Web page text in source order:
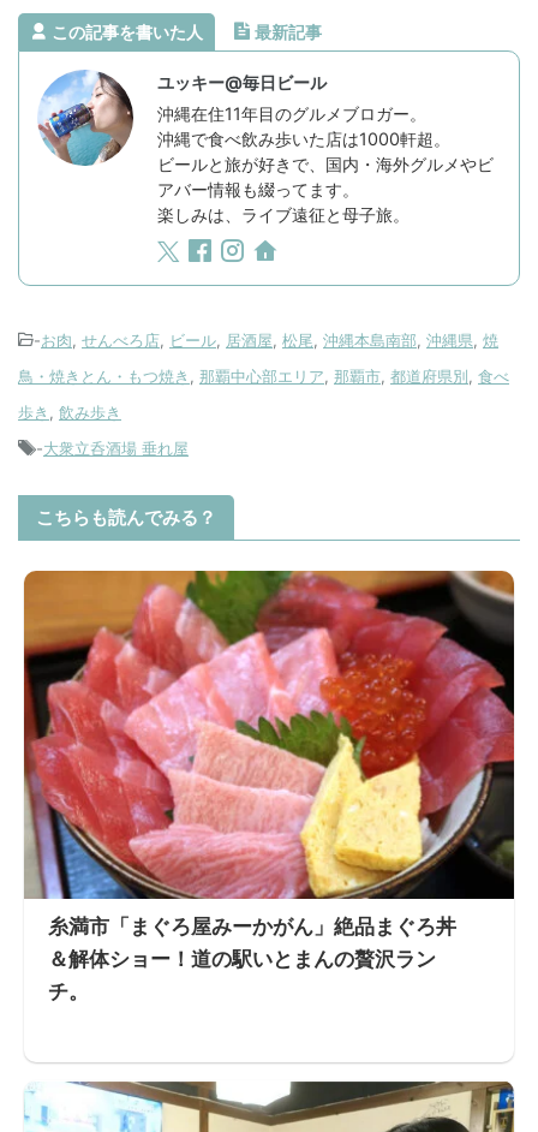
この記事を書いた人 最新記事
ユッキー@毎日ビール
沖縄在住11年目のグルメブロガー。
沖縄で食べ飲み歩いた店は1000軒超。
ビールと旅が好きで、国内・海外グルメやビ
アバー情報も綴ってます。
楽しみは、ライブ遠征と母子旅。
-お肉, せんべろ店, ビール, 居酒屋, 松尾, 沖縄本島南部, 沖縄県, 焼
鳥・焼きとん・もつ焼き , 那覇中心部エリア, 那覇市, 都道府県別, 食べ
歩き , 飲み歩き
-大衆立呑酒場 垂れ屋
こちらも読んでみる？
糸満市「まぐろ屋みーかがん」絶品まぐろ丼
＆解体ショー！道の駅いとまんの贅沢ラン
チ。